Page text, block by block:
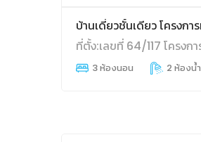
3 ห้องนอน 2 ห้องน้ำ